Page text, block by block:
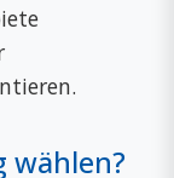
wählen?